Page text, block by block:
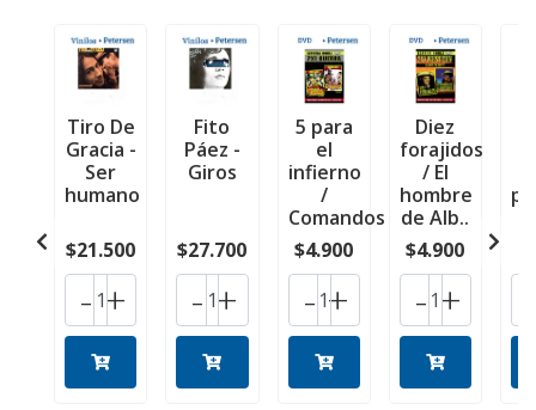
Tiro De
Gracia -
Ser
humano
$21.500
+
-
Fito
Páez -
Giros
$27.700
+
-
5 para
el
infierno
/
Comandos
$4.900
+
-
Diez
forajidos
/ El
hombre
de Alb..
$4.900
+
-